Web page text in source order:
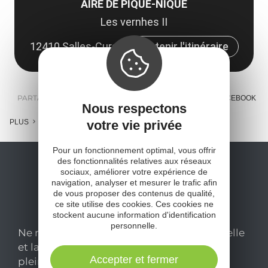
AIRE DE PIQUE-NIQUE
Les vernhes II
12410 Salles-Curan
Obtenir l'itinéraire
PARTAGER : FACEBOOK
PLUS
Ne manquez pas notre newsletter mensuelle
et laissez-vous inspirer pour profiter
pleinement de votre séjour en Aveyron.
Nous respectons
votre vie privée
Pour un fonctionnement optimal, vous offrir
des fonctionnalités relatives aux réseaux
sociaux, améliorer votre expérience de
navigation, analyser et mesurer le trafic afin
de vous proposer des contenus de qualité,
ce site utilise des cookies. Ces cookies ne
stockent aucune information d'identification
personnelle.
Accepter et fermer